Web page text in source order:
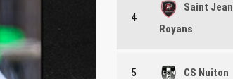
4
Saint Jean
Royans
5 CS Nuiton